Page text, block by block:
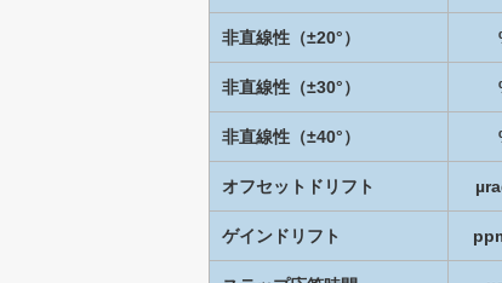
非直線性（±20°）
非直線性（±30°）
非直線性（±40°）
オフセットドリフト
ゲインドリフト